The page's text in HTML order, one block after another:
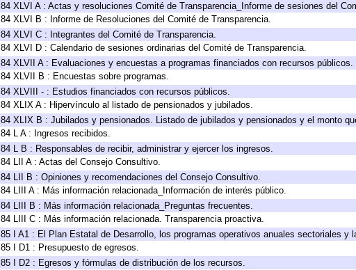
84 XLVI A : Actas y resoluciones Comité de Transparencia_Informe de sesiones del
84 XLVI B : Informe de Resoluciones del Comité de Transparencia.
84 XLVI C : Integrantes del Comité de Transparencia.
84 XLVI D : Calendario de sesiones ordinarias del Comité de Transparencia.
84 XLVII A : Evaluaciones y encuestas a programas financiados con recursos públicos.
84 XLVII B : Encuestas sobre programas.
84 XLVIII - : Estudios financiados con recursos públicos.
84 XLIX A : Hipervínculo al listado de pensionados y jubilados.
84 XLIX B : Jubilados y pensionados. Listado de jubilados y pensionados y el monto
84 L A : Ingresos recibidos.
84 L B : Responsables de recibir, administrar y ejercer los ingresos.
84 LII A : Actas del Consejo Consultivo.
84 LII B : Opiniones y recomendaciones del Consejo Consultivo.
84 LIII A : Más información relacionada_Información de interés público.
84 LIII B : Más información relacionada_Preguntas frecuentes.
84 LIII C : Más información relacionada. Transparencia proactiva.
85 I A1 : El Plan Estatal de Desarrollo, los programas operativos anuales sectoriales y
85 I D1 : Presupuesto de egresos.
85 I D2 : Egresos y fórmulas de distribución de los recursos.